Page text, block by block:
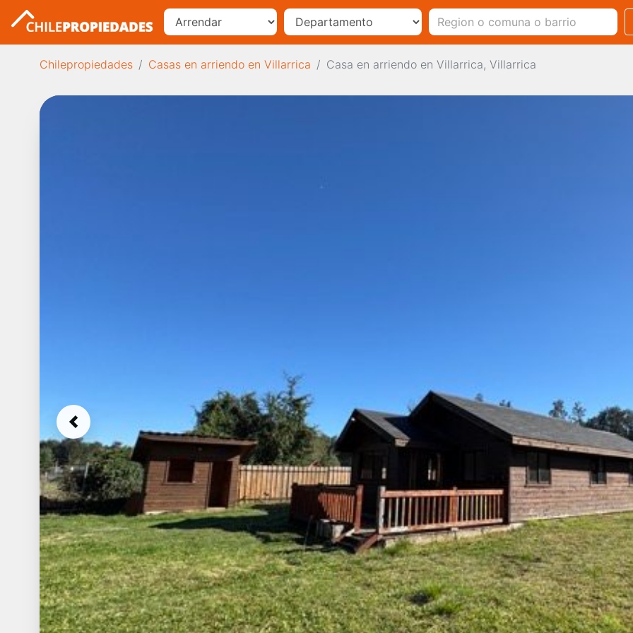
Chilepropiedades Casas en arriendo en Villarrica Casa en arriendo en Villarrica, Villarrica
Previous